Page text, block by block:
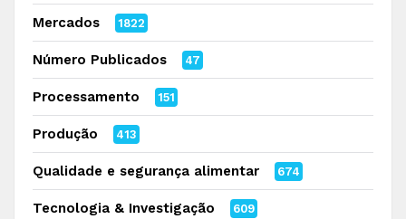
Mercados 1822
Número Publicados 47
Processamento 151
Produção 413
Qualidade e segurança alimentar 674
Tecnologia & Investigação 609